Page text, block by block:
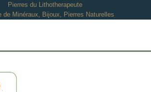
Pierres du Lithotherapeute
de Minéraux, Bijoux, Pierres Naturelles